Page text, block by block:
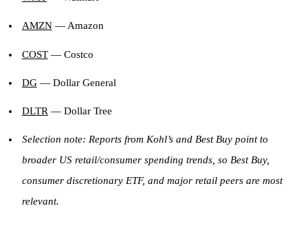
AMZN— Amazon
COST— Costco
DG— Dollar General
DLTR — Dollar Tree
Selection note: Reports from Kohl’s and Best Buy point to
broader US retail/consumer spending trends, so Best Buy,
consumer discretionary ETF, and major retail peers are most
relevant.